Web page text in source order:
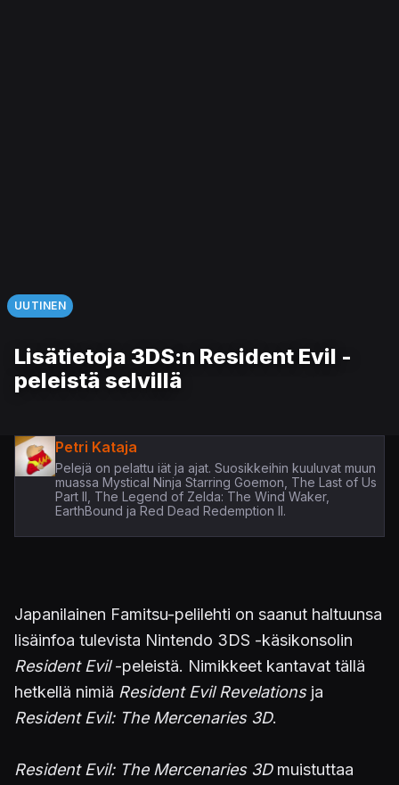
UUTINEN
Lisätietoja 3DS:n Resident Evil -
peleistä selvillä
Petri Kataja
Pelejä on pelattu iät ja ajat. Suosikkeihin kuuluvat muun
muassa Mystical Ninja Starring Goemon, The Last of Us
Part II, The Legend of Zelda: The Wind Waker,
EarthBound ja Red Dead Redemption II.
Japanilainen Famitsu-pelilehti on saanut haltuunsa
lisäinfoa tulevista Nintendo 3DS -käsikonsolin
Resident Evil-peleistä. Nimikkeet kantavat tällä
hetkellä nimiä Resident Evil Revelationsja
Resident Evil: The Mercenaries 3D.
Resident Evil: The Mercenaries 3Dmuistuttaa